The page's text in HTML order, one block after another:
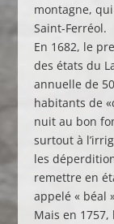
montagne,
Saint-Ferréol.
En 1682, le
des états du
annuelle de
habitants de
nuit au bon
surtout à
les
remettre en
appelé « béal
Mais en